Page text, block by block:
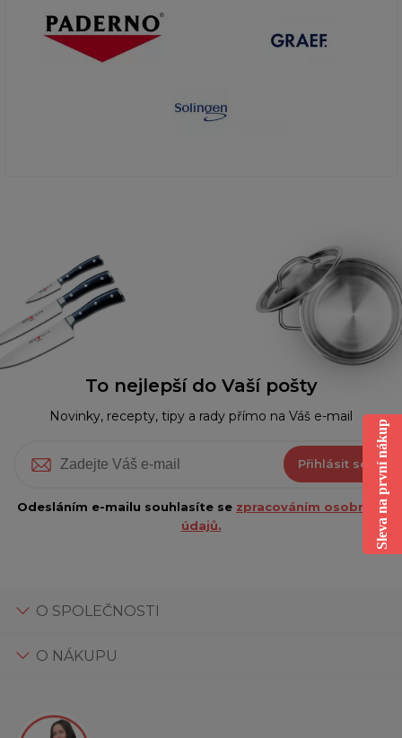
To nejlepší do Vaší pošty
Novinky, recepty, tipy a rady přímo na Váš e-mail
Přihlásit se
Odesláním e-mailu souhlasíte se zpracováním osobních
údajů.
O SPOLEČNOSTI
O NÁKUPU
Sleva na první nákup